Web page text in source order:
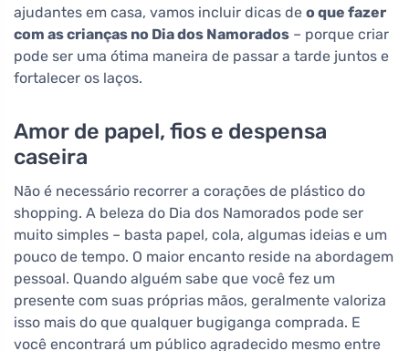
ajudantes em casa, vamos incluir dicas de o que fazer
com as crianças no Dia dos Namorados – porque criar
pode ser uma ótima maneira de passar a tarde juntos e
fortalecer os laços.
Amor de papel, fios e despensa
caseira
Não é necessário recorrer a corações de plástico do
shopping. A beleza do Dia dos Namorados pode ser
muito simples – basta papel, cola, algumas ideias e um
pouco de tempo. O maior encanto reside na abordagem
pessoal. Quando alguém sabe que você fez um
presente com suas próprias mãos, geralmente valoriza
isso mais do que qualquer bugiganga comprada. E
você encontrará um público agradecido mesmo entre